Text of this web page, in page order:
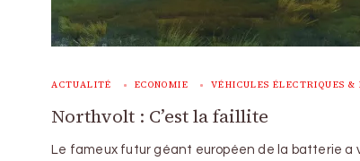
ACTUALITÉ ECONOMIE VÉHICULES ÉLECTRIQUES &
Northvolt : C’est la faillite
Le fameux futur géant européen de la batterie a